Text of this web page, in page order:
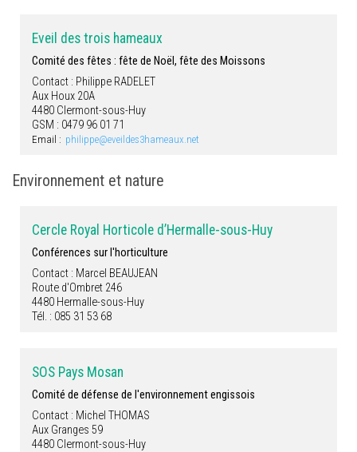
Eveil des trois hameaux
Comité des fêtes : fête de Noël, fête des Moissons
Contact : Philippe RADELET
Aux Houx 20A
4480 Clermont-sous-Huy
GSM : 0479 96 01 71
Email : philippe@eveildes3hameaux.net
Environnement et nature
Cercle Royal Horticole d’Hermalle-sous-Huy
Conférences sur l'horticulture
Contact : Marcel BEAUJEAN
Route d'Ombret 246
4480 Hermalle-sous-Huy
Tél. : 085 31 53 68
SOS Pays Mosan
Comité de défense de l'environnement engissois
Contact : Michel THOMAS
Aux Granges 59
4480 Clermont-sous-Huy